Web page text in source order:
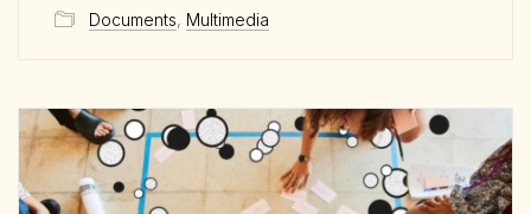
Documents, Multimedia